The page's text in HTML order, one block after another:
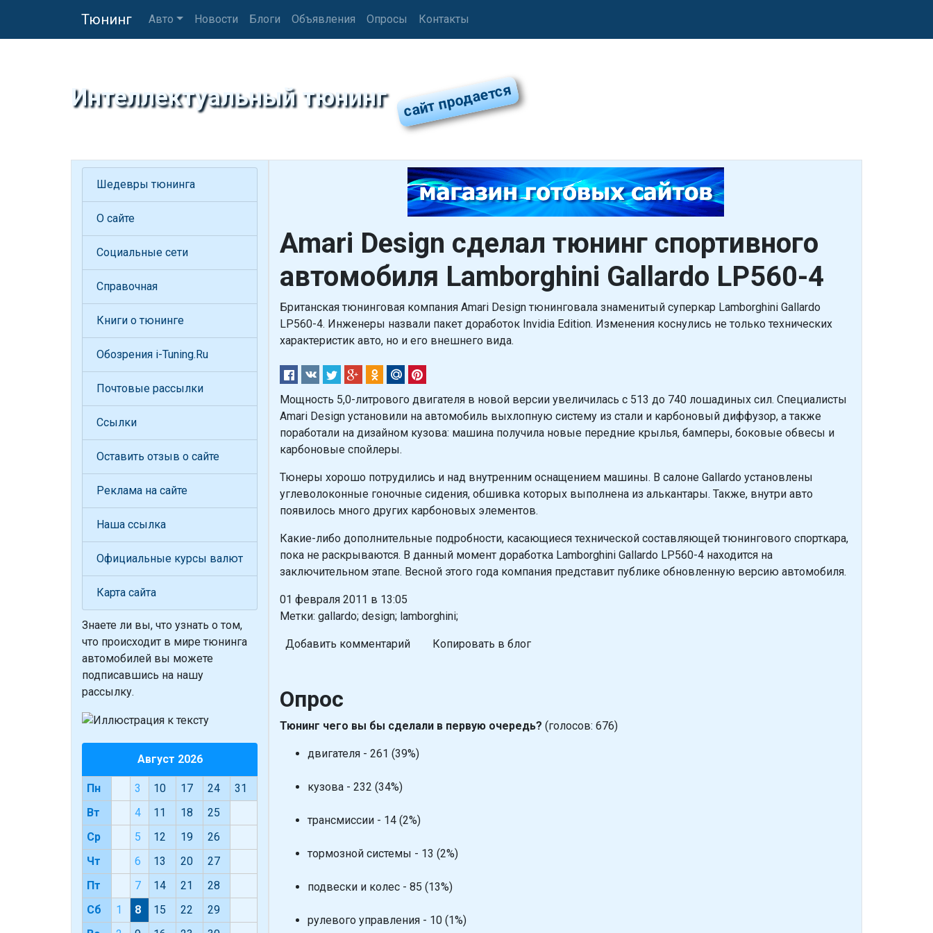
Тюнинг Авто Новости Блоги Объявления Опросы Контакты
Интеллектуальный тюнинг
Amari Design сделал тюнинг спортивного
автомобиля Lamborghini Gallardo LP560-4
Британская тюнинговая компания Amari Design тюнинговала знаменитый суперкар Lamborghini Gallardo
LP560-4. Инженеры назвали пакет доработок Invidia Edition. Изменения коснулись не только технических
характеристик авто, но и его внешнего вида.
Мощность 5,0-литрового двигателя в новой версии увеличилась с 513 до 740 лошадиных сил. Специалисты
Amari Design установили на автомобиль выхлопную систему из стали и карбоновый диффузор, а также
поработали на дизайном кузова: машина получила новые передние крылья, бамперы, боковые обвесы и
карбоновые спойлеры.
Тюнеры хорошо потрудились и над внутренним оснащением машины. В салоне Gallardo установлены
углеволоконные гоночные сидения, обшивка которых выполнена из алькантары. Также, внутри авто
появилось много других карбоновых элементов.
Какие-либо дополнительные подробности, касающиеся технической составляющей тюнингового спорткара,
пока не раскрываются. В данный момент доработка Lamborghini Gallardo LP560-4 находится на
заключительном этапе. Весной этого года компания представит публике обновленную версию автомобиля.
01 февраля 2011 в 13:05
Метки: gallardo; design; lamborghini;
Добавить комментарий Копировать в блог
Опрос
Тюнинг чего вы бы сделали в первую очередь? (голосов: 676)
двигателя - 261 (39%)
кузова - 232 (34%)
трансмиссии - 14 (2%)
тормозной системы - 13 (2%)
подвески и колес - 85 (13%)
рулевого управления - 10 (1%)
Шедевры тюнинга
О сайте
Социальные сети
Справочная
Книги о тюнинге
Обозрения i-Tuning.Ru
Почтовые рассылки
Ссылки
Оставить отзыв о сайте
Реклама на сайте
Наша ссылка
Официальные курсы валют
Карта сайта
Знаете ли вы, что узнать о том,
что происходит в мире тюнинга
автомобилей вы можете
подписавшись на нашу
рассылку.
Август 2026
Пн 3 10 17 24
31
Вт
4 11 18
25
Ср
5 12 19
26
Чт
6 13 20
27
Пт
7 14 21
28
Сб
1 8 15 22
29